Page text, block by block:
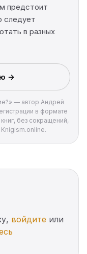
предстоит
следует
в разных
→
— автор Андрей
в формате
без сокращений,
войдите или